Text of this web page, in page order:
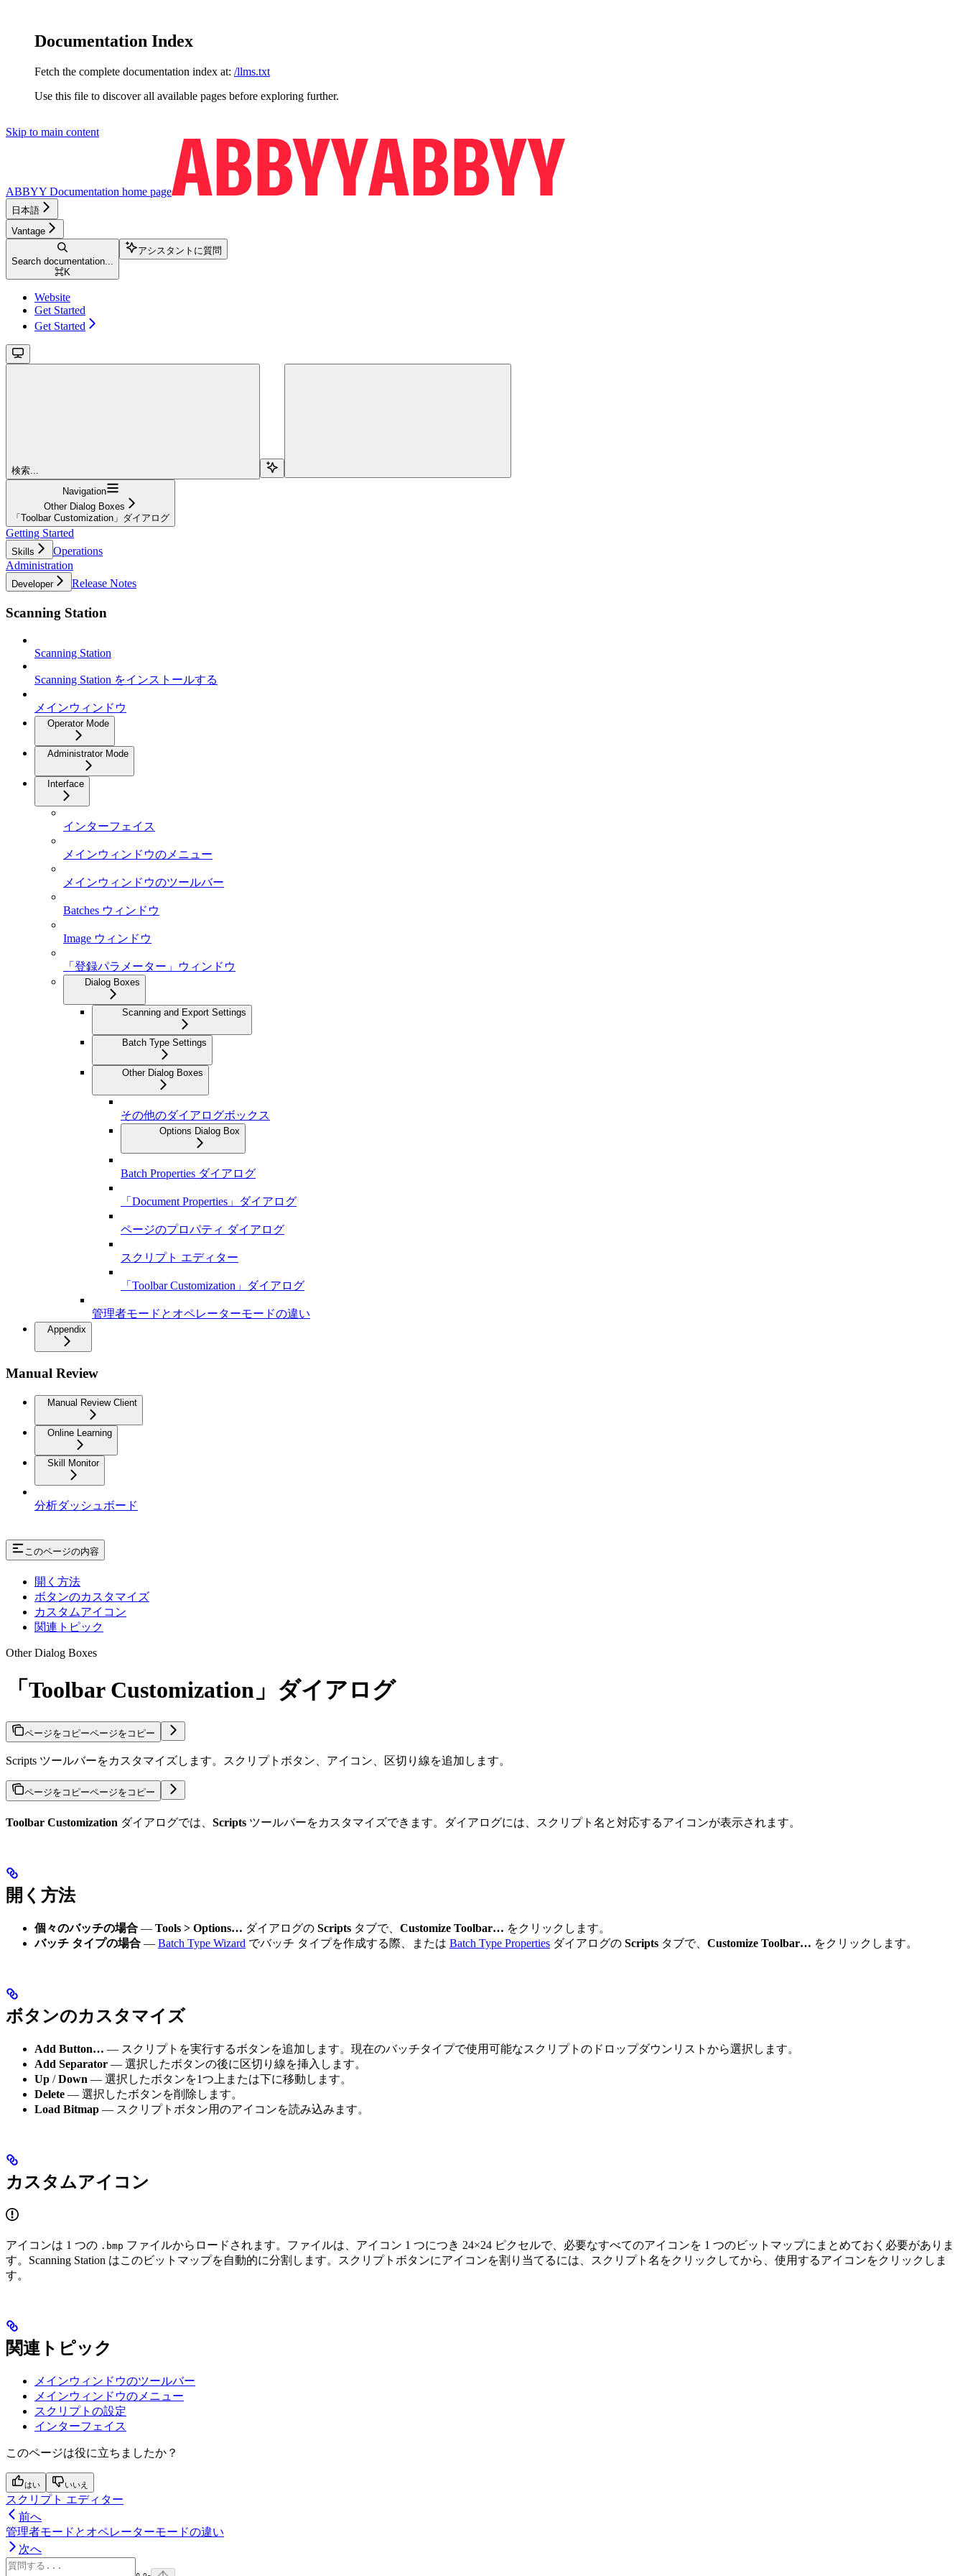
Documentation Index
Fetch the complete documentation index at: /llms.txt
Use this file to discover all available pages before exploring further.
Skip to main content
ABBYY Documentation home page
日本語
Vantage
Search documentation...
⌘K
アシスタントに質問
Website
Get Started
Get Started
検索...
Navigation
Other Dialog Boxes
「Toolbar Customization」ダイアログ
Getting Started
Skills
Operations
Administration
Developer Release Notes
Scanning Station
Scanning Station
Scanning Station をインストールする
メインウィンドウ
Operator Mode
Administrator Mode
Interface
インターフェイス
メインウィンドウのメニュー
メインウィンドウのツールバー
Batches ウィンドウ
Image ウィンドウ
「登録パラメーター」ウィンドウ
Dialog Boxes
Scanning and Export Settings
Batch Type Settings
Other Dialog Boxes
その他のダイアログボックス
Options Dialog Box
Batch Properties ダイアログ
「Document Properties」ダイアログ
ページのプロパティ ダイアログ
スクリプト エディター
「Toolbar Customization」ダイアログ
管理者モードとオペレーターモードの違い
Appendix
Manual Review
Manual Review Client
Online Learning
Skill Monitor
分析ダッシュボード
このページの内容
開く方法
ボタンのカスタマイズ
カスタムアイコン
関連トピック
Other Dialog Boxes
「Toolbar Customization」ダイアログ
ページをコピーページをコピー
Scripts ツールバーをカスタマイズします。スクリプトボタン、アイコン、区切り線を追加します。
ページをコピーページをコピー
Toolbar Customization ダイアログでは、 Scripts ツールバーをカスタマイズできます。ダイアログには、スクリプト名と対応するアイコンが表示されます。
開く方法
個々のバッチの場合 — Tools > Options… ダイアログの Scripts タブで、 Customize Toolbar… をクリックします。
バッチ タイプの場合 — Batch Type Wizard でバッチ タイプを作成する際、または Batch Type Properties ダイアログの Scripts タブで、 Customize Toolbar… をクリックします。
ボタンのカスタマイズ
Add Button… — スクリプトを実行するボタンを追加します。現在のバッチタイプで使用可能なスクリプトのドロップダウンリストから選択します。
Add Separator — 選択したボタンの後に区切り線を挿入します。
Up /Down — 選択したボタンを1つ上または下に移動します。
Delete — 選択したボタンを削除します。
Load Bitmap — スクリプトボタン用のアイコンを読み込みます。
カスタムアイコン
アイコンは 1 つの .bmp ファイルからロードされます。ファイルは、アイコン 1 つにつき 24×24 ピクセルで、必要なすべてのアイコンを 1 つのビットマップにまとめておく必要がありま
す。Scanning Station はこのビットマップを自動的に分割します。スクリプトボタンにアイコンを割り当てるには、スクリプト名をクリックしてから、使用するアイコンをクリックしま
す。
関連トピック
メインウィンドウのツールバー
メインウィンドウのメニュー
スクリプトの設定
インターフェイス
このページは役に立ちましたか？
はい いいえ
スクリプト エディター
前へ
管理者モードとオペレーターモードの違い
次へ